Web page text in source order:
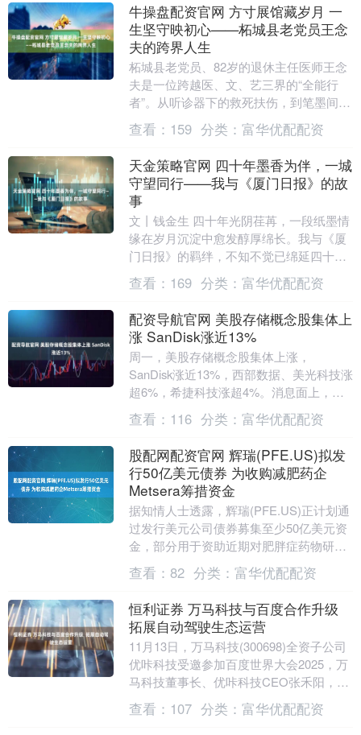
牛操盘配资官网 方寸展馆藏岁月 一
生坚守映初心——柘城县老党员王念
夫的跨界人生
柘城县老党员、82岁的退休主任医师王念
夫是一位跨越医、文、艺三界的“全能行
者”。从听诊器下的救死扶伤，到笔墨间的
人文书写，再到光影书画里的精神传承，
他用近60载....
查看： 159 分类： 富华优配配资
天金策略官网 四十年墨香为伴，一城
守望同行——我与《厦门日报》的故
事
文丨钱金生 四十年光阴荏苒，一段纸墨情
缘在岁月沉淀中愈发醇厚绵长。我与《厦
门日报》的羁绊，不知不觉已绵延四十个
春秋。家中那面由旧报合订本垒起的“时光
墙”，恰似一....
查看： 169 分类： 富华优配配资
配资导航官网 美股存储概念股集体上
涨 SanDisk涨近13%
周一，美股存储概念股集体上涨，
SanDisk涨近13%，西部数据、美光科技涨
超6%，希捷科技涨超4%。消息面上，美
国银行此前表示，在与SanDisk首席执行
官D....
查看： 116 分类： 富华优配配资
股配网配资官网 辉瑞(PFE.US)拟发
行50亿美元债券 为收购减肥药企
Metsera筹措资金
据知情人士透露，辉瑞(PFE.US)正计划通
过发行美元公司债券募集至少50亿美元资
金，部分用于资助近期对肥胖症药物研发
公司Metsera的收购交易。 这家总部位....
查看： 82 分类： 富华优配配资
恒利证券 万马科技与百度合作升级
拓展自动驾驶生态运营
11月13日，万马科技(300698)全资子公司
优咔科技受邀参加百度世界大会2025，万
马科技董事长、优咔科技CEO张禾阳，以
及万马科技副总经理、优咔科技副总经....
查看： 107 分类： 富华优配配资